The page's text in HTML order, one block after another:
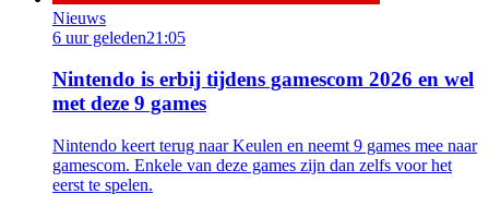
Nieuws
6 uur geleden21:05
Nintendo is erbij tijdens gamescom 2026 en wel
met deze 9 games
Nintendo keert terug naar Keulen en neemt 9 games mee naar
gamescom. Enkele van deze games zijn dan zelfs voor het
eerst te spelen.